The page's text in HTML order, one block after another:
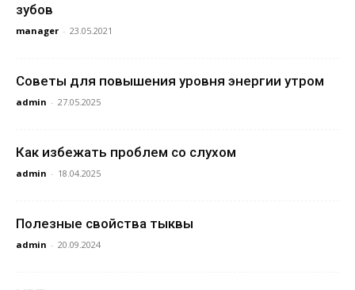
зубов
manager - 23.05.2021
Советы для повышения уровня энергии утром
admin - 27.05.2025
Как избежать проблем со слухом
admin - 18.04.2025
Полезные свойства тыквы
admin - 20.09.2024